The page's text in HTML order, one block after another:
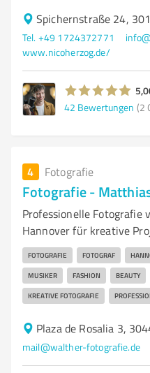
Spichernstraße 24,
Tel. +49 1724372771
www.nicoherzog.de/
42 Bewertungen (2
4 Fotografie
Fotografie -
Professionelle Fotografie
Hannover für kreative
FOTOGRAFIE FOTOGRAF
MUSIKER FASHION BEAUTY
KREATIVE FOTOGRAFIE
Plaza de Rosalia 3,
mail@walther-fotografie.de